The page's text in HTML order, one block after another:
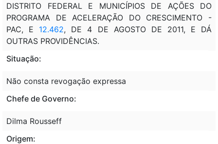
DISTRITO FEDERAL E MUNICÍPIOS DE AÇÕES DO
PROGRAMA DE ACELERAÇÃO DO CRESCIMENTO -
PAC, E 12.462, DE 4 DE AGOSTO DE 2011, E DÁ
OUTRAS PROVIDÊNCIAS.
Situação:
Não consta revogação expressa
Chefe de Governo:
Dilma Rousseff
Origem: